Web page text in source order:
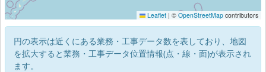
Leaflet | © OpenStreetMap contributors
円の表示は近くにある業務・工事データ数を表しており、地図
を拡大すると業務・工事データ位置情報(点・線・面)が表示され
ます。